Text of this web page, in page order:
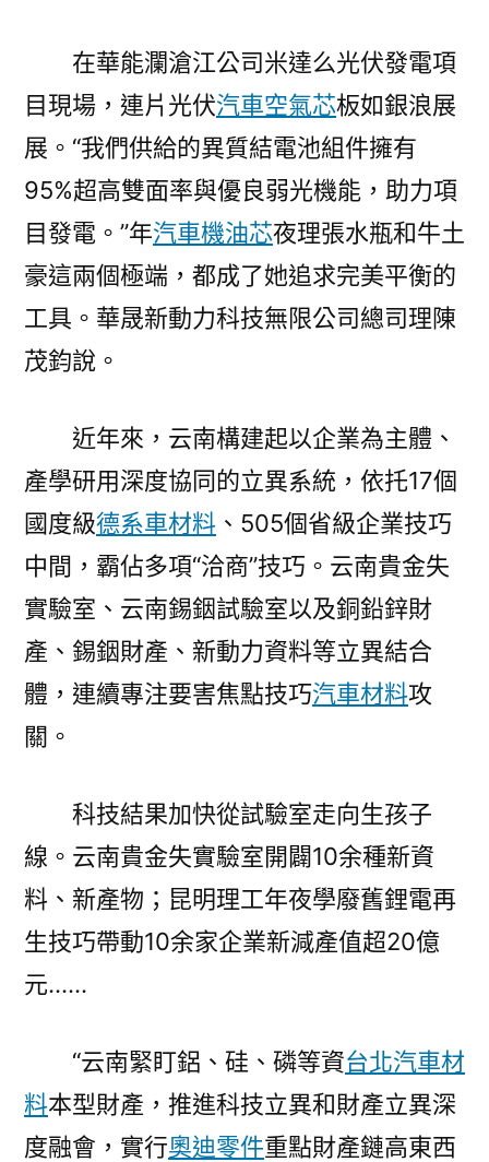
在華能瀾滄江公司米達么光伏發電項
目現場，連片光伏汽車空氣芯板如銀浪展
展。“我們供給的異質結電池組件擁有
95%超高雙面率與優良弱光機能，助力項
目發電。”年汽車機油芯夜理張水瓶和牛土
豪這兩個極端，都成了她追求完美平衡的
工具。華晟新動力科技無限公司總司理陳
茂鈞說。
近年來，云南構建起以企業為主體、
產學研用深度協同的立異系統，依托17個
國度級德系車材料 、505個省級企業技巧
中間，霸佔多項“洽商”技巧。云南貴金失
實驗室、云南錫銦試驗室以及銅鉛鋅財
產、錫銦財產、新動力資料等立異結合
體，連續專注要害焦點技巧汽車材料攻
關。
科技結果加快從試驗室走向生孩子
線。云南貴金失實驗室開闢10余種新資
料、新產物；昆明理工年夜學廢舊鋰電再
生技巧帶動10余家企業新減產值超20億
元……
“云南緊盯鋁、硅、磷等資台北汽車材
料本型財產，推進科技立異和財產立異深
度融會，實行奧迪零件重點財產鏈高東西